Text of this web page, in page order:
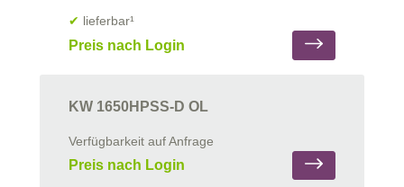
✔ lieferbar¹
Preis nach Login
KW 1650HPSS-D OL
Verfügbarkeit auf Anfrage
Preis nach Login